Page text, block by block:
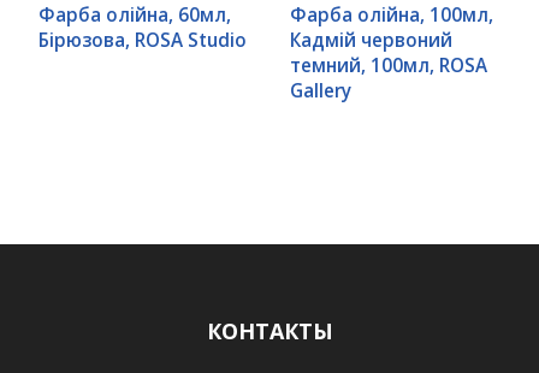
Фарба олійна, 60мл,
Бірюзова, ROSA Studio
Фарба олійна, 100мл,
Кадмій червоний
темний, 100мл, ROSA
Gallery
КОНТАКТЫ